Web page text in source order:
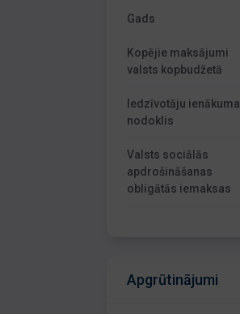
Gads
Kopējie maksājumi
valsts kopbudžetā
Iedzīvotāju ienākuma
nodoklis
Valsts sociālās
apdrošināšanas
obligātās iemaksas
Apgrūtinājumi